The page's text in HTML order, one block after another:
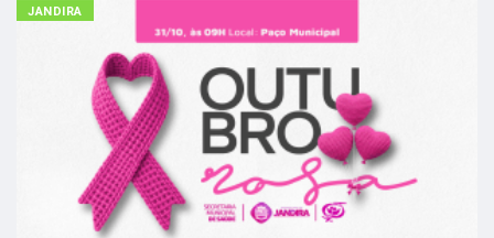
JANDIRA